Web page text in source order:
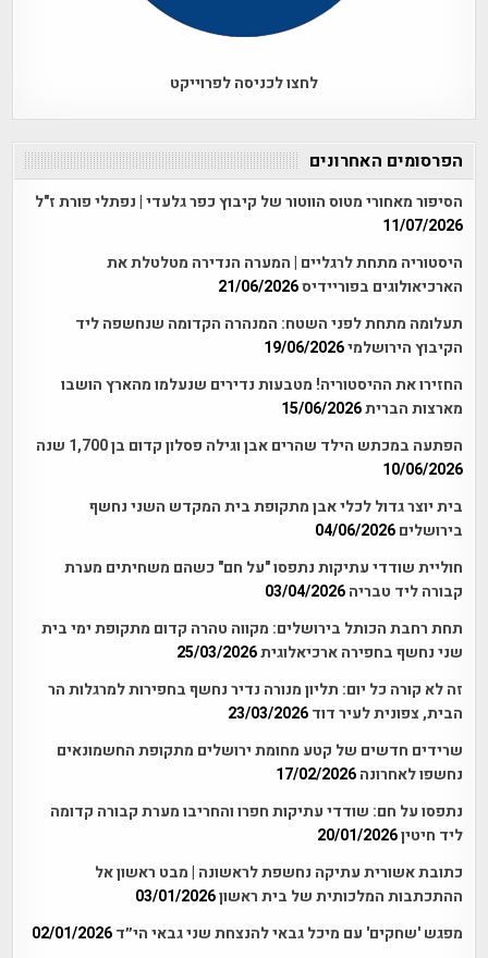
לחצו לכניסה לפרוייקט
הפרסומים האחרונים
הסיפור מאחורי מטוס הווטור של קיבוץ כפר גלעדי | נפתלי פורת ז"ל
11/07/2026
היסטוריה מתחת לרגליים | המערה הנדירה מטלטלת את
הארכיאולוגים בפוריידיס21/06/2026
תעלומה מתחת לפני השטח: המנהרה הקדומה שנחשפה ליד
הקיבוץ הירושלמי19/06/2026
החזירו את ההיסטוריה! מטבעות נדירים שנעלמו מהארץ הושבו
מארצות הברית15/06/2026
הפתעה במכתש הילד שהרים אבן וגילה פסלון קדום בן 1,700 שנה
10/06/2026
בית יוצר גדול לכלי אבן מתקופת בית המקדש השני נחשף
בירושלים 04/06/2026
חוליית שודדי עתיקות נתפסו "על חם" כשהם משחיתים מערת
קבורה ליד טבריה 03/04/2026
תחת רחבת הכותל בירושלים: מקווה טהרה קדום מתקופת ימי בית
שני נחשף בחפירה ארכיאלוגית25/03/2026
זה לא קורה כל יום: תליון מנורה נדיר נחשף בחפירות למרגלות הר
הבית, צפונית לעיר דוד 23/03/2026
שרידים חדשים של קטע מחומת ירושלים מתקופת החשמונאים
נחשפו לאחרונה 17/02/2026
נתפסו על חם: שודדי עתיקות חפרו והחריבו מערת קבורה קדומה
ליד חיטין20/01/2026
כתובת אשורית עתיקה נחשפת לראשונה | מבט ראשון אל
ההתכתבות המלכותית של בית ראשון03/01/2026
מפגש 'שחקים' עם מיכל גבאי להנצחת שני גבאי הי״ד 02/01/2026